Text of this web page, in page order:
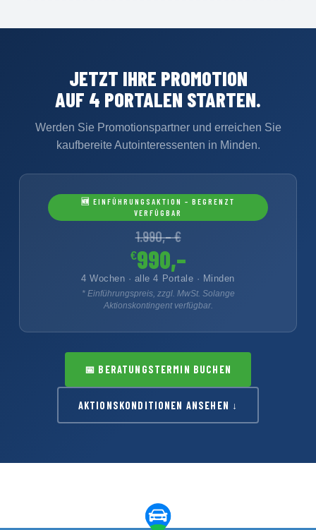
JETZT IHRE PROMOTION
AUF 4 PORTALEN STARTEN.
Werden Sie Promotionspartner und erreichen Sie
kaufbereite Autointeressenten in Minden.
🆕 EINFÜHRUNGSAKTION – BEGRENZT
VERFÜGBAR
1.990,– €
€990,–
4 Wochen · alle 4 Portale · Minden
* Einführungspreis, zzgl. MwSt. Solange
Aktionskontingent verfügbar.
📅 BERATUNGSTERMIN BUCHEN
AKTIONSKONDITIONEN ANSEHEN ↓